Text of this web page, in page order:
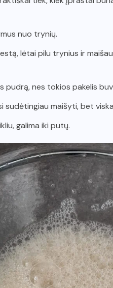
nuo trynių.
lėtai pilu trynius ir
pudrą, nes tokios pakelis
maišyti, bet
galima iki putų.